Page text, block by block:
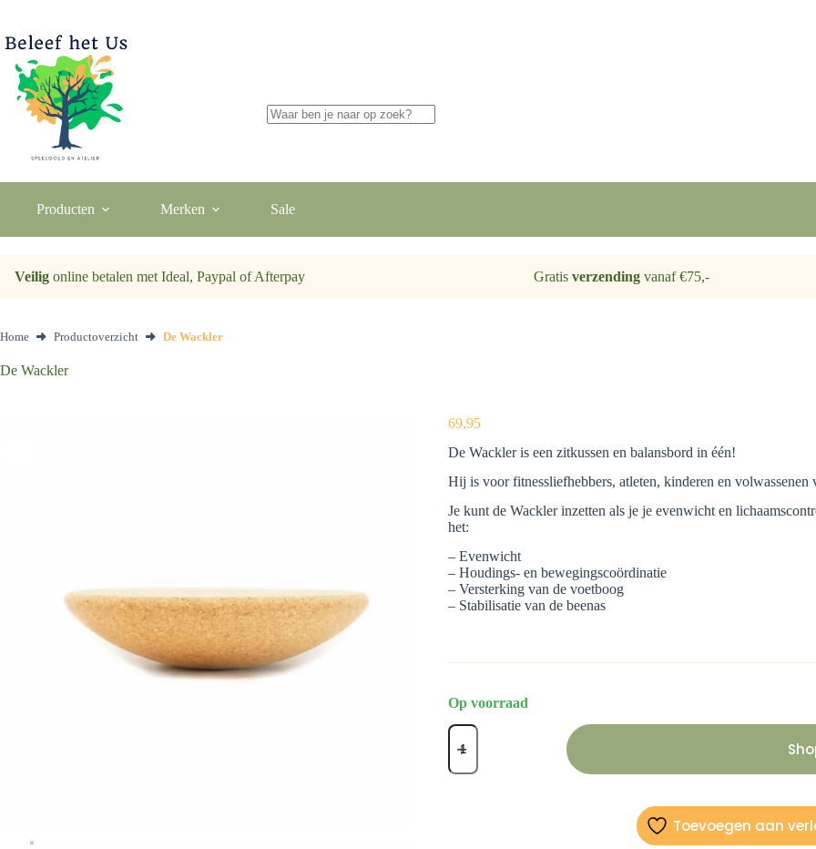
de
inhoud
Producten Merken Sale
Veilig online betalen met Ideal, Paypal of Afterpay Gratis verzendingvanaf €75,-
Home Productoverzicht De Wackler
De Wackler
69,95
De Wackler is een zitkussen en balansbord in één!
Hij is voor fitnessliefhebbers, atleten, kinderen en volwassenen
Je kunt de Wackler inzetten als je je evenwicht en
het:
– Evenwicht
– Houdings- en bewegingscoördinatie
– Versterking van de voetboog
– Stabilisatie van de beenas
Op voorraad
De
Wackler
Toevoegen aan